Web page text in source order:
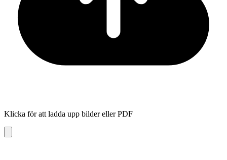
Klicka för att ladda upp bilder eller PDF